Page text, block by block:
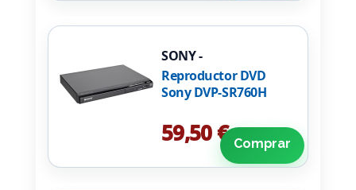
SONY -
DVPSR760HB.EC1
Reproductor DVD
Sony DVP-SR760H
59,50 € Comprar